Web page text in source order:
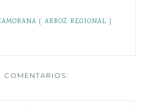
{ ARROZ REGIONAL }
COMENTARIOS: